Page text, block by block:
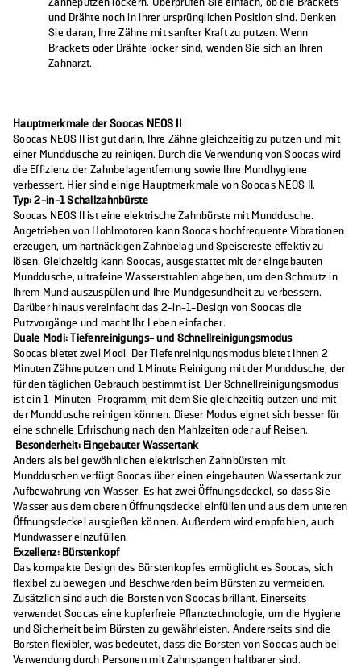
und Drähte noch in ihrer ursprünglichen Position sind. Denken
Sie daran, Ihre Zähne mit sanfter Kraft zu putzen. Wenn
Brackets oder Drähte locker sind, wenden Sie sich an Ihren
Zahnarzt.
Hauptmerkmale der Soocas NEOS II
Soocas NEOS II ist gut darin, Ihre Zähne gleichzeitig zu putzen und mit
einer Munddusche zu reinigen. Durch die Verwendung von Soocas wird
die Effizienz der Zahnbelagentfernung sowie Ihre Mundhygiene
verbessert. Hier sind einige Hauptmerkmale von Soocas NEOS II.
Typ: 2-in-1 Schallzahnbürste
Soocas NEOS II ist eine elektrische Zahnbürste mit Munddusche.
Angetrieben von Hohlmotoren kann Soocas hochfrequente Vibrationen
erzeugen, um hartnäckigen Zahnbelag und Speisereste effektiv zu
lösen. Gleichzeitig kann Soocas, ausgestattet mit der eingebauten
Munddusche, ultrafeine Wasserstrahlen abgeben, um den Schmutz in
Ihrem Mund auszuspülen und Ihre Mundgesundheit zu verbessern.
Darüber hinaus vereinfacht das 2-in-1-Design von Soocas die
Putzvorgänge und macht Ihr Leben einfacher.
Duale Modi: Tiefenreinigungs- und Schnellreinigungsmodus
Soocas bietet zwei Modi. Der Tiefenreinigungsmodus bietet Ihnen 2
Minuten Zähneputzen und 1 Minute Reinigung mit der Munddusche, der
für den täglichen Gebrauch bestimmt ist. Der Schnellreinigungsmodus
ist ein 1-Minuten-Programm, mit dem Sie gleichzeitig putzen und mit
der Munddusche reinigen können. Dieser Modus eignet sich besser für
eine schnelle Erfrischung nach den Mahlzeiten oder auf Reisen.
Besonderheit: Eingebauter Wassertank
Anders als bei gewöhnlichen elektrischen Zahnbürsten mit
Mundduschen verfügt Soocas über einen eingebauten Wassertank zur
Aufbewahrung von Wasser. Es hat zwei Öffnungsdeckel, so dass Sie
Wasser aus dem oberen Öffnungsdeckel einfüllen und aus dem unteren
Öffnungsdeckel ausgießen können. Außerdem wird empfohlen, auch
Mundwasser einzufüllen.
Exzellenz: Bürstenkopf
Das kompakte Design des Bürstenkopfes ermöglicht es Soocas, sich
flexibel zu bewegen und Beschwerden beim Bürsten zu vermeiden.
Zusätzlich sind auch die Borsten von Soocas brillant. Einerseits
verwendet Soocas eine kupferfreie Pflanztechnologie, um die Hygiene
und Sicherheit beim Bürsten zu gewährleisten. Andererseits sind die
Borsten flexibler, was bedeutet, dass die Borsten von Soocas auch bei
Verwendung durch Personen mit Zahnspangen haltbarer sind.